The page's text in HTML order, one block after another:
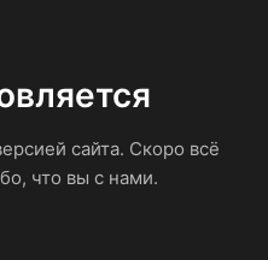
сайта. Скоро всё
что вы с нами.